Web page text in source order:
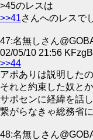
>45のレスは
>>41さんへのレスで
47:名無しさん
02/05/10 21:56
>>44
アポありは説明した
それと約束した奴と
サポセンに経緯を話
繋がらなきゃ総務省
48:名無しさん